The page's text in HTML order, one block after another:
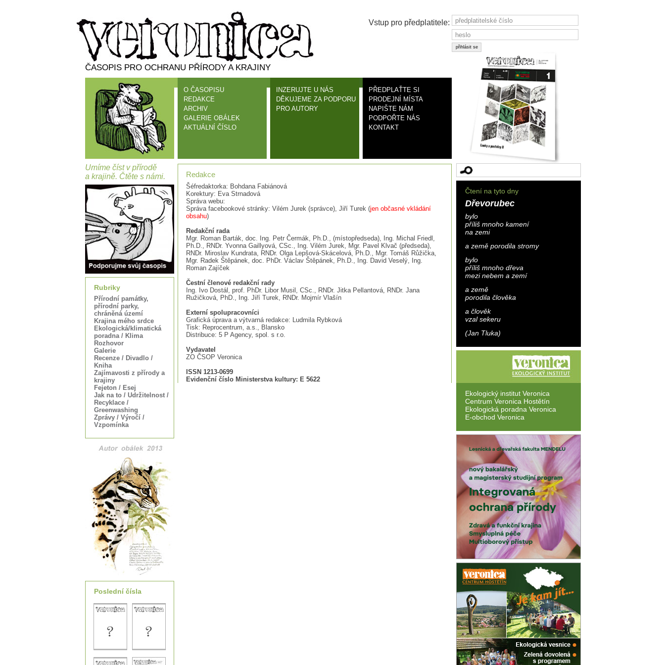
Vstup pro předplatitele:
ČASOPIS PRO OCHRANU PŘÍRODY A KRAJINY
O ČASOPISU
REDAKCE
ARCHIV
GALERIE OBÁLEK
AKTUÁLNÍ ČÍSLO
INZERUJTE U NÁS
DĚKUJEME ZA PODPORU
PRO AUTORY
PŘEDPLAŤTE SI
PRODEJNÍ MÍSTA
NAPIŠTE NÁM
PODPOŘTE NÁS
KONTAKT
Umíme číst v přírodě
a krajině. Čtěte s námi.
Rubriky
Přírodní památky,
přírodní parky,
chráněná území
Krajina mého srdce
Ekologická/klimatická
poradna / Klima
Rozhovor
Galerie
Recenze / Divadlo /
Kniha
Zajímavosti z přírody a
krajiny
Fejeton / Esej
Jak na to / Udržitelnost /
Recyklace /
Greenwashing
Zprávy / Výročí /
Vzpomínka
Poslední čísla
Čtení na tyto dny
Dřevorubec
bylo
příliš mnoho kamení
na zemi
a země porodila stromy
bylo
příliš mnoho dřeva
mezi nebem a zemí
a země
porodila člověka
a člověk
vzal sekeru
(Jan Tluka)
Ekologický institut Veronica
Centrum Veronica Hostětín
Ekologická poradna Veronica
E-obchod Veronica
Redakce
Šéfredaktorka: Bohdana Fabiánová
Korektury: Eva Strnadová
Správa webu:
Správa facebookové stránky: Vilém Jurek (správce), Jiří Turek (jen občasné vkládání
obsahu)
Redakční rada
Mgr. Roman Barták, doc. Ing. Petr Čermák, Ph.D., (místopředseda), Ing. Michal Friedl,
Ph.D., RNDr. Yvonna Gaillyová, CSc., Ing. Vilém Jurek, Mgr. Pavel Klvač (předseda),
RNDr. Miroslav Kundrata, RNDr. Olga Lepšová-Skácelová, Ph.D., Mgr. Tomáš Růžička,
Mgr. Radek Štěpánek, doc. PhDr. Václav Štěpánek, Ph.D., Ing. David Veselý, Ing.
Roman Zajíček
Čestní členové redakční rady
Ing. Ivo Dostál, prof. PhDr. Libor Musil, CSc., RNDr. Jitka Pellantová, RNDr. Jana
Ružičková, PhD., Ing. Jiří Turek, RNDr. Mojmír Vlašín
Externí spolupracovníci
Grafická úprava a výtvarná redakce: Ludmila Rybková
Tisk: Reprocentrum, a.s., Blansko
Distribuce: 5 P Agency, spol. s r.o.
Vydavatel
ZO ČSOP Veronica
ISSN 1213-0699
Evidenční číslo Ministerstva kultury: E 5622